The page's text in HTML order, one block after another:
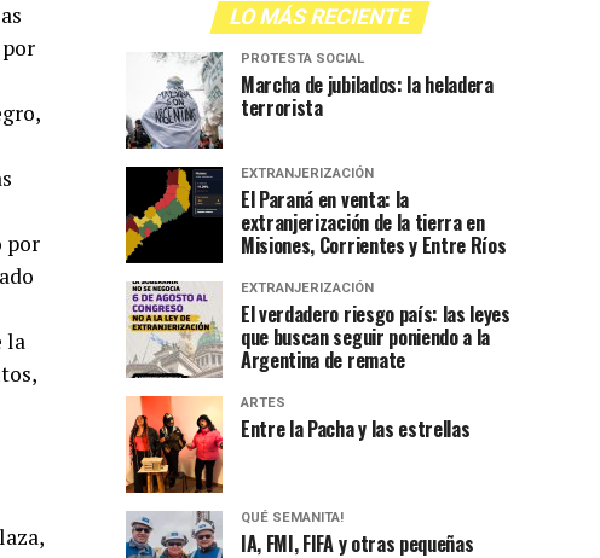
por
la
LO MÁS RECIENTE
PROTESTA SOCIAL
Marcha de jubilados: la heladera
terrorista
EXTRANJERIZACIÓN
El Paraná en venta: la
extranjerización de la tierra en
Misiones, Corrientes y Entre Ríos
EXTRANJERIZACIÓN
El verdadero riesgo país: las leyes
que buscan seguir poniendo a la
Argentina de remate
ARTES
Entre la Pacha y las estrellas
QUÉ SEMANITA!
IA, FMI, FIFA y otras pequeñas